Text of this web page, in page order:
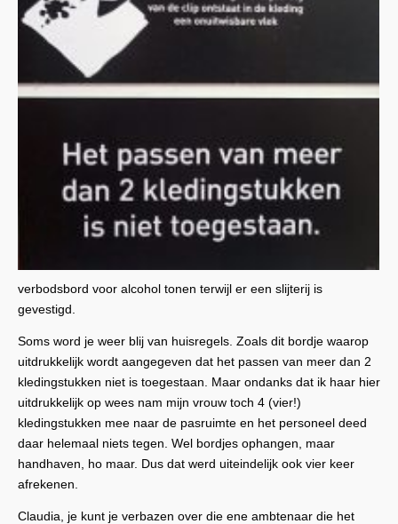
verbodsbord voor alcohol tonen terwijl er een slijterij is
gevestigd.
Soms word je weer blij van huisregels. Zoals dit bordje waarop
uitdrukkelijk wordt aangegeven dat het passen van meer dan 2
kledingstukken niet is toegestaan. Maar ondanks dat ik haar hier
uitdrukkelijk op wees nam mijn vrouw toch 4 (vier!)
kledingstukken mee naar de pasruimte en het personeel deed
daar helemaal niets tegen. Wel bordjes ophangen, maar
handhaven, ho maar. Dus dat werd uiteindelijk ook vier keer
afrekenen.
Claudia, je kunt je verbazen over die ene ambtenaar die het